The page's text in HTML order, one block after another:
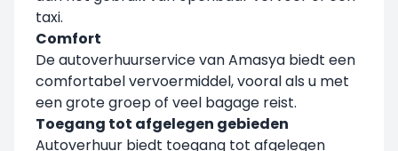
taxi.
Comfort
De autoverhuurservice van Amasya biedt een
comfortabel vervoermiddel, vooral als u met
een grote groep of veel bagage reist.
Toegang tot afgelegen gebieden
Autoverhuur biedt toegang tot afgelegen